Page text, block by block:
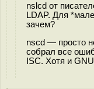
nslcd от
LDAP. Для
зачем?
nscd — просто
собрал все
ISC. Хотя и